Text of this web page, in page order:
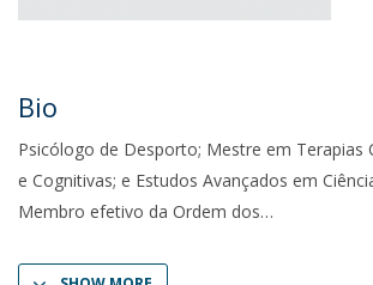
Bio
Psicólogo de Desporto; Mestre em Terapias
e Cognitivas; e Estudos Avançados em
Membro efetivo da Ordem dos